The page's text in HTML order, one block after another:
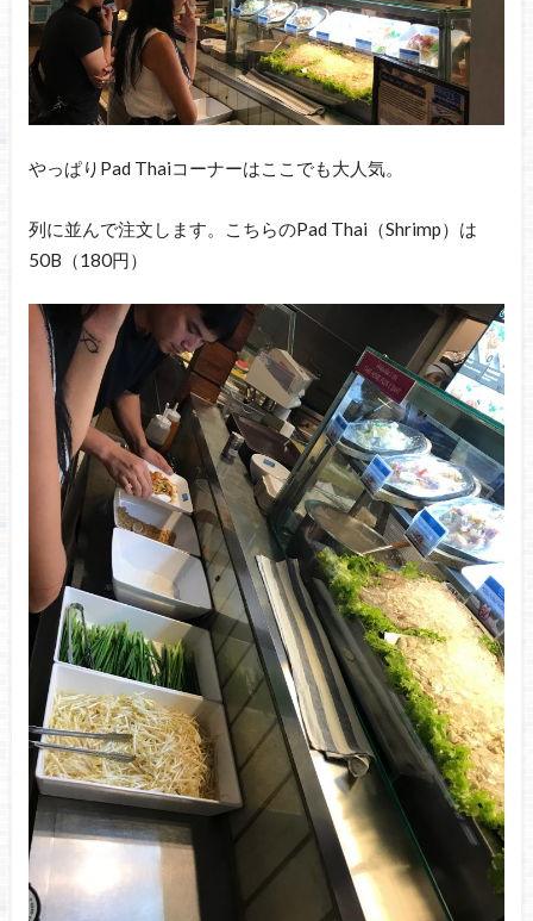
やっぱりPad Thaiコーナーはここでも大人気。
列に並んで注文します。こちらのPad Thai（Shrimp）は
50B（180円）